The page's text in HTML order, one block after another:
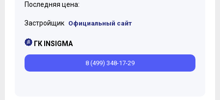
Последняя цена:
Застройщик Официальный сайт
ГК INSIGMA
8 (499) 348-17-29